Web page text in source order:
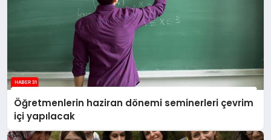
Öğretmenlerin haziran dönemi seminerleri çevrim
içi yapılacak